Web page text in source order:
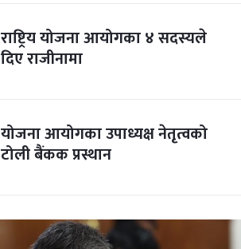
राष्ट्रिय योजना आयोगका ४ सदस्यले
दिए राजीनामा
योजना आयोगका उपाध्यक्ष नेतृत्वको
टोली बैंकक प्रस्थान